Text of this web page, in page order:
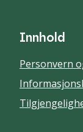
Innhold
Personvern